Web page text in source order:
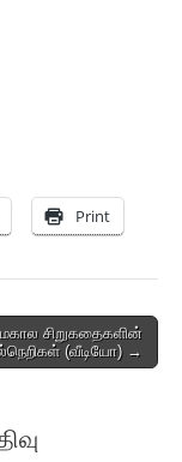
Print
சிறுகதைகளின்
(வீடியோ) →